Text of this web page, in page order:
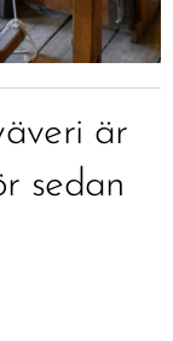
är
sedan